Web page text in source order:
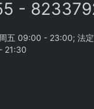
-
五 09:00 - 23:00; 法
21:30